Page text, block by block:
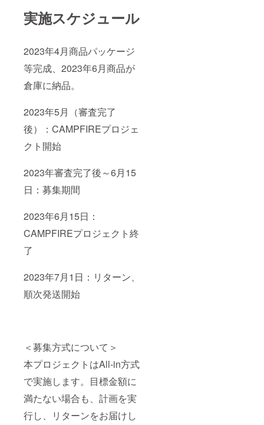
実施スケジュール
2023年4月商品パッケージ
等完成、2023年6月商品が
倉庫に納品。
2023年5月（審査完了
後）：CAMPFIREプロジェ
クト開始
2023年審査完了後～6月15
日：募集期間
2023年6月15日：
CAMPFIREプロジェクト終
了
2023年7月1日：リターン、
順次発送開始
＜募集方式について＞
本プロジェクトはAll-in方式
で実施します。目標金額に
満たない場合も、計画を実
行し、リターンをお届けし